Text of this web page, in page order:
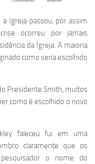
Igreja passou, por assim
ocorreu por jamais
da Igreja. A maioria
como seria escolhido
Presidente Smith, muitos
como é escolhido o novo
faleceu fui em uma
claramente que os
o nome do